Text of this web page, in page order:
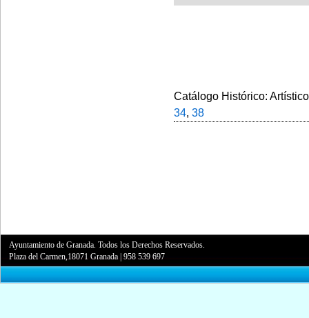
Catálogo Histórico:
34, 38
Ayuntamiento de Granada. Todos los Derechos Reservados.
Plaza del Carmen,18071 Granada |958 539 697